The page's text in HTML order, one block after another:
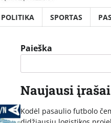
POLITIKA SPORTAS
Paieška
Naujausi įrašai
Kodėl pasaulio futbolo